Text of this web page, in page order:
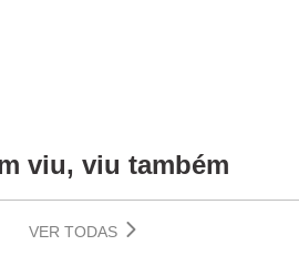
viu, viu também
VER TODAS